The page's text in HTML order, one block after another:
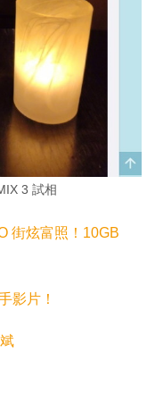
3 試相
街炫富照！10GB
影片！